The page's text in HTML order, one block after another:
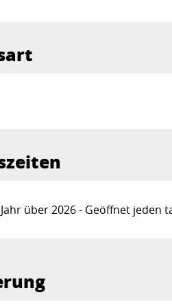
über 2026 - Geöffnet jeden